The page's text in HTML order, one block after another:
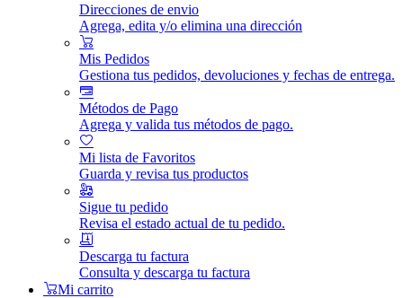
Direcciones de envio
Agrega, edita y/o elimina una dirección
Mis Pedidos
Gestiona tus pedidos, devoluciones y fechas de entrega.
Métodos de Pago
Agrega y valida tus métodos de pago.
Mi lista de Favoritos
Guarda y revisa tus productos
Sigue tu pedido
Revisa el estado actual de tu pedido.
Descarga tu factura
Consulta y descarga tu factura
Mi carrito